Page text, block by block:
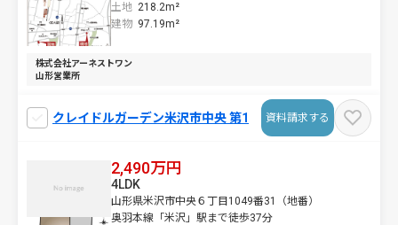
土地 218.2m²
建物 97.19m²
株式会社アーネストワン
山形営業所
クレイドルガーデン米沢市中央 第1 資料請求する
2,490万円
山形県米沢市中央６丁目1049番31（地番）
奥羽本線「米沢」駅まで徒歩37分
4LDK